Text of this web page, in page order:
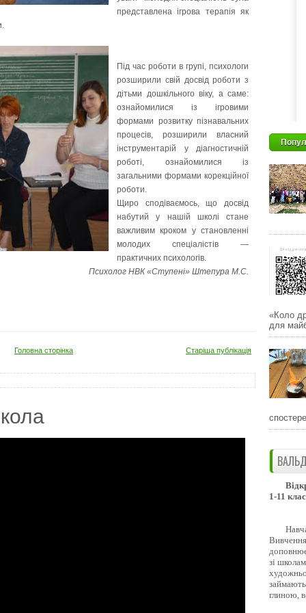
представлена ігрова терапія як
Під час роботи в групі, психологи
розширили свій досвід роботи з
дітьми дошкільного віку, а саме:
ознайомилися із ігровими
формами розвитку пізнавальних
процесів, розширили власний
інструментарій у діагностичній
роботі, ознайомилися із
загальними формами корекційної
роботи.
Щиро сподіваємось, що досвід
набутий у нашій школі стане
важливим кроком у становленні
молодих спеціалістів —
практичних психологів.
Психолог НВК «Ступені» Штепура М.С.
Старіша публікація
Головна сторінка
«Коло
для
1-11
Вивчення
зі
глиною,